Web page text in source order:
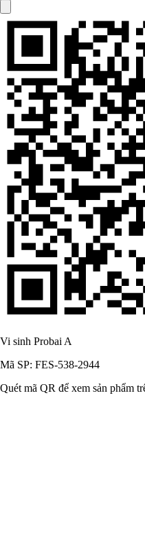
Vi sinh Probai A
Mã SP: FES-538-2944
Quét mã QR để xem sản phẩm